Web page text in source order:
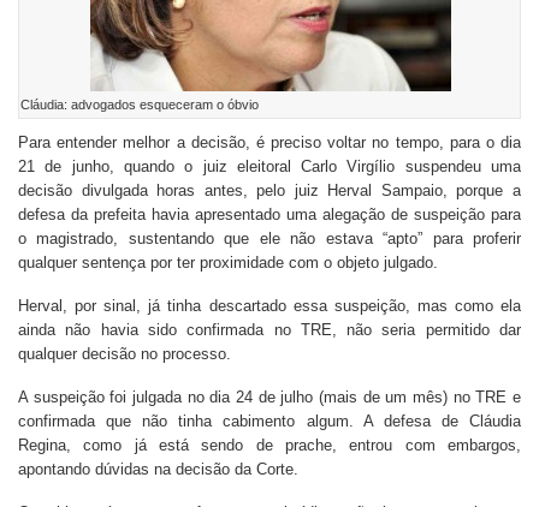
Cláudia: advogados esqueceram o óbvio
Para entender melhor a decisão, é preciso voltar no tempo, para o dia
21 de junho, quando o juiz eleitoral Carlo Virgílio suspendeu uma
decisão divulgada horas antes, pelo juiz Herval Sampaio, porque a
defesa da prefeita havia apresentado uma alegação de suspeição para
o magistrado, sustentando que ele não estava “apto” para proferir
qualquer sentença por ter proximidade com o objeto julgado.
Herval, por sinal, já tinha descartado essa suspeição, mas como ela
ainda não havia sido confirmada no TRE, não seria permitido dar
qualquer decisão no processo.
A suspeição foi julgada no dia 24 de julho (mais de um mês) no TRE e
confirmada que não tinha cabimento algum. A defesa de Cláudia
Regina, como já está sendo de prache, entrou com embargos,
apontando dúvidas na decisão da Corte.